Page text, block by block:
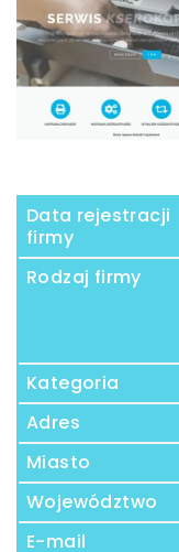
Data rejestracji
firmy
Rodzaj firmy
Kategoria
Adres
Miasto
Województwo
E-mail